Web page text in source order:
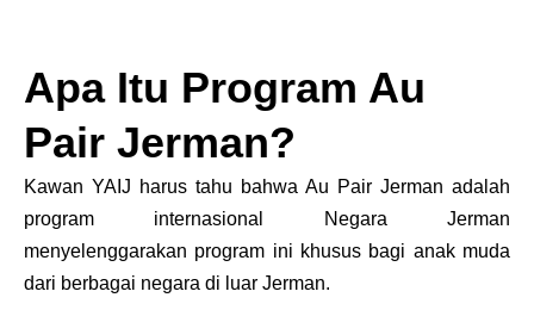
Apa Itu Program Au
Pair Jerman?
Kawan YAIJ harus tahu bahwa Au Pair Jerman adalah
program internasional Negara Jerman
menyelenggarakan program ini khusus bagi anak muda
dari berbagai negara di luar Jerman.